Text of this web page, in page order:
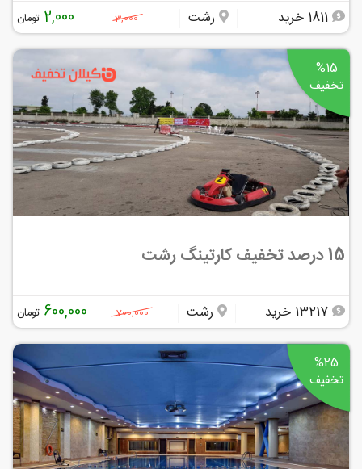
رشت 3,000
2,000 تومان
%15
تخفیف
15 درصد تخفیف کارتینگ رشت
رشت 700,000
600,000 تومان
%25
تخفیف